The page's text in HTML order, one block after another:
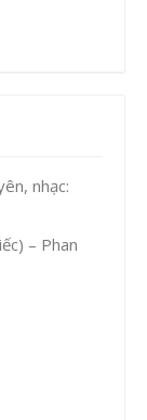
nhạc:
– Phan